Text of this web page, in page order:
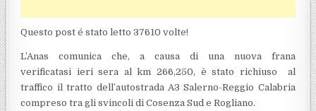
Questo post é stato letto 37610 volte!
L’Anas comunica che, a causa di una nuova frana
verificatasi ieri sera al km 266,250, è stato richiuso al
traffico il tratto dell’autostrada A3 Salerno-Reggio Calabria
compreso tra gli svincoli di Cosenza Sud e Rogliano.